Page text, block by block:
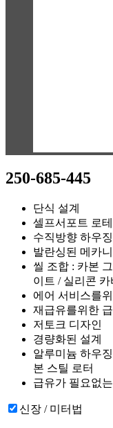
250-685-445
단식 설계
셀프서포트 로
수직방향 하우
발란싱된 메카
씰 조합 : 카본
이트 / 실리콘 카
에어 서비스를
재급유를위한
저토크 디자인
경량화된 설계
알루미늄 하우
본 스틸 로터
급유가 필요없
신장 / 미터법